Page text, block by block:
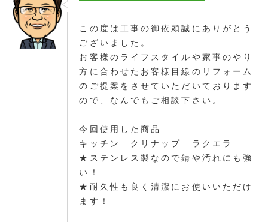
この度は工事の御依頼誠にありがとう
ございました。
お客様のライフスタイルや家事のやり
方に合わせたお客様目線のリフォーム
のご提案をさせていただいております
ので、なんでもご相談下さい。
今回使用した商品
キッチン クリナップ ラクエラ
★ステンレス製なので錆や汚れにも強
い！
★耐久性も良く清潔にお使いいただけ
ます！